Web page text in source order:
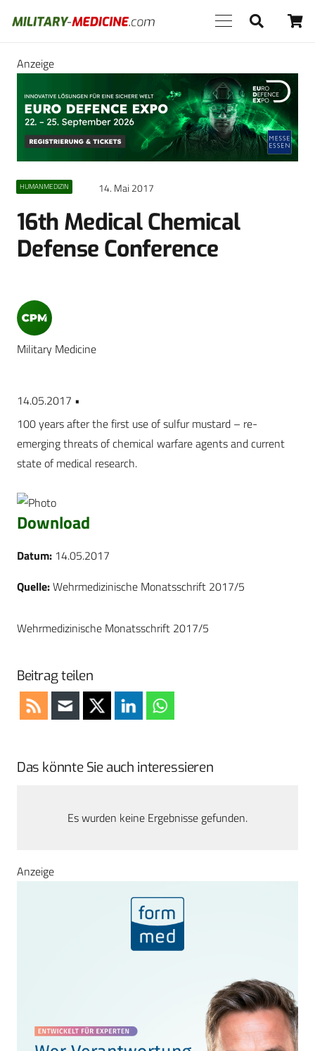
Anzeige
HUMANMEDIZIN 14. Mai 2017
16th Medical Chemical
Defense Conference
Military Medicine
14.05.2017 •
100 years after the first use of sulfur mustard – re-
emerging threats of chemical warfare agents and current
state of medical research.
Download
Datum: 14.05.2017
Quelle:Wehrmedizinische Monatsschrift 2017/5
Wehrmedizinische Monatsschrift 2017/5
Beitrag teilen
Das könnte Sie auch interessieren
Es wurden keine Ergebnisse gefunden.
Anzeige